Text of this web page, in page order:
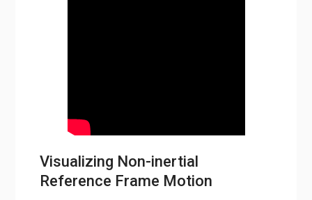
Visualizing Non-inertial
Reference Frame Motion